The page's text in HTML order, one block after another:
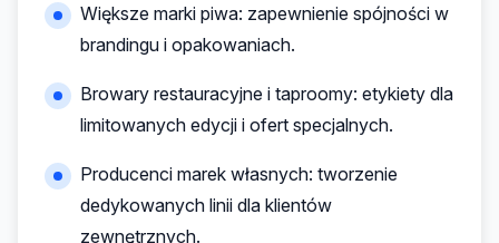
Większe marki piwa: zapewnienie spójności w
brandingu i opakowaniach.
Browary restauracyjne i taproomy: etykiety dla
limitowanych edycji i ofert specjalnych.
Producenci marek własnych: tworzenie
dedykowanych linii dla klientów
zewnętrznych.